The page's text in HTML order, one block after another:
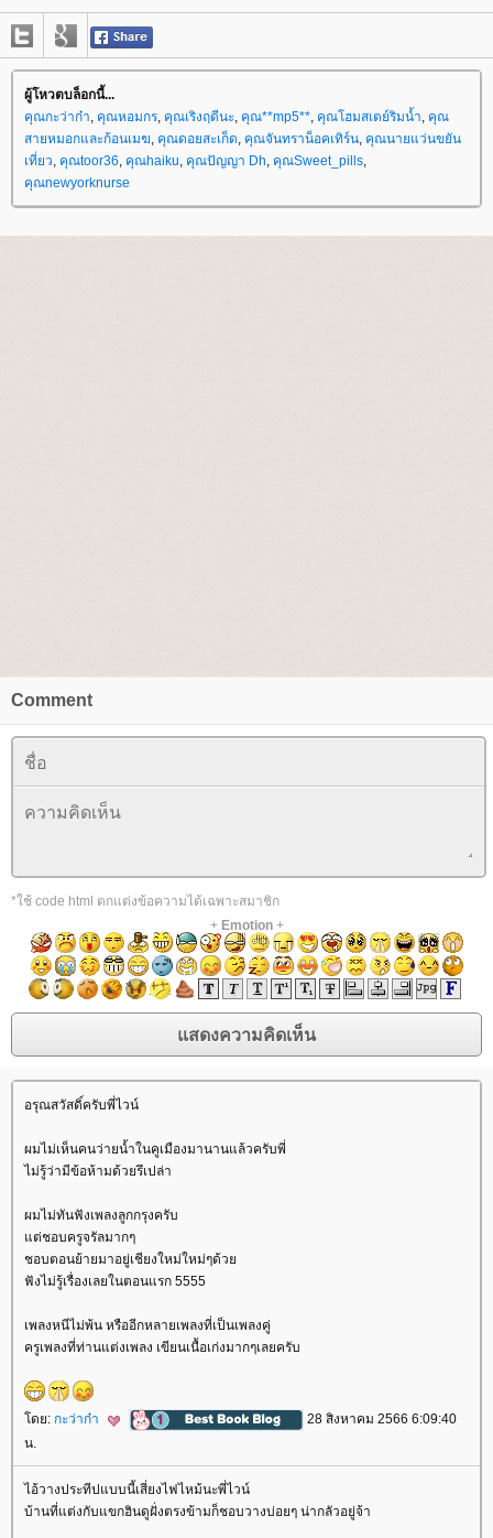
ผู้โหวตบล็อกนี้...
คุณกะว่าก๋า, คุณหอมกร, คุณเริงฤดีนะ, คุณ**mp5**, คุณโฮมสเตย์ริมน้ำ, คุณ
สายหมอกและก้อนเมฆ, คุณดอยสะเก็ด, คุณจันทราน็อคเทิร์น, คุณนายแว่นขยัน
เที่ยว, คุณtoor36, คุณhaiku, คุณปัญญา Dh, คุณSweet_pills,
คุณnewyorknurse
Comment
*ใช้ code html ตกแต่งข้อความได้เฉพาะสมาชิก
+ Emotion+
อรุณสวัสดิ์ครับพี่ไวน์
ผมไม่เห็นคนว่ายน้ำในคูเมืองมานานแล้วครับพี่
ไม่รู้ว่ามีข้อห้ามด้วยรึเปล่า
ผมไม่ทันฟังเพลงลูกกรุงครับ
ต่ชอบครูจรัลมากๆ
ชอบตอนย้ายมาอยู่เชียงใหม่ใหม่ๆด้ว
ฟังไม่รู้เรื่องเลยในตอนแรก 5555
เพลงหนีไม่พ้น หรืออีกหลายเพลงที่เป็นเพลงคู่
ครูเพลงที่ท่านแต่งเพลง เขียนเนื้อเก่งมากๆเลยครับ
ดย: กะว่าก๋า
28 สิงหาคม 2566 6:09:40
น.
ไอ้วางประทีปแบบนี้เสี่ยงไฟไหม้นะพี่ไวน์
บ้านที่แต่งกับแขกฮินดูฝั่งตรงข้ามก็ชอบวางบ่อยๆ น่ากลัวอยู่จ้า